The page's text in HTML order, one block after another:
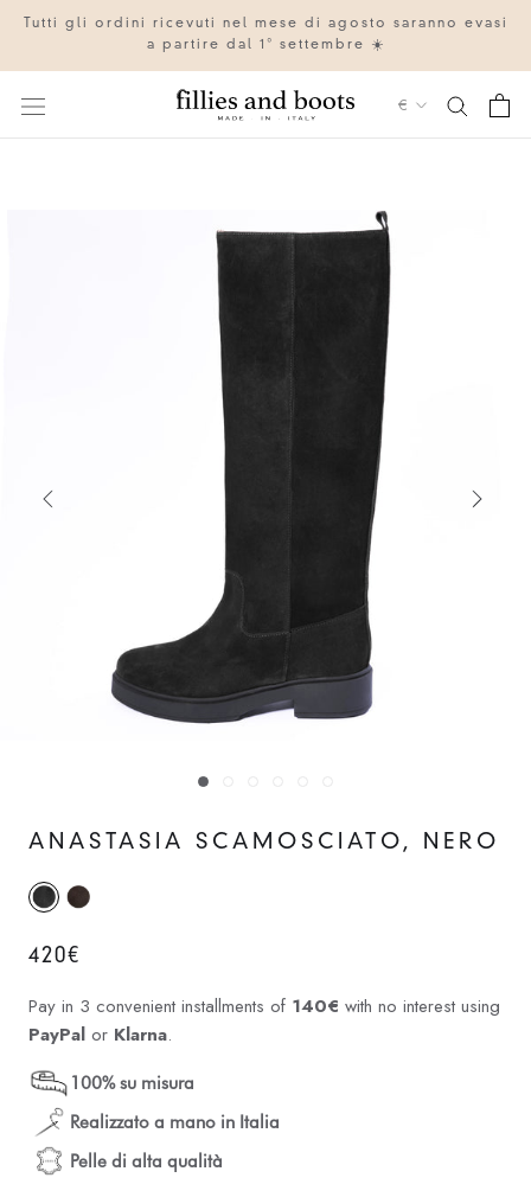
contenuto
Tutti gli ordini ricevuti nel mese di agosto saranno evasi
a partire dal 1° settembre ☀️
Valuta
€
ANASTASIA SCAMOSCIATO, NERO
420€
Pay in 3 convenient installments of 140€ with no interest using
PayPal or Klarna.
100% su misura
Realizzato a mano in Italia
Pelle di alta qualità